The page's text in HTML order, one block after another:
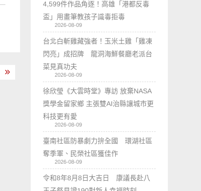
4,599件作品角逐！高雄「港都反毒
盃」用畫筆教孩子識毒拒毒
2026-08-09
台北白斬雞藏強者！玉米土雞「雞凍
閃亮」成招牌 龍洞海鮮餐廳老派台
菜見真功夫
2026-08-09
徐欣瑩《大雲時堂》專訪 放棄NASA
獎學金留家鄉 主張雙AI治縣讓城市更
科技更有愛
2026-08-09
臺南社區防暴劇力拚全國 環湖社區
奪季軍、民榮社區獲佳作
2026-08-09
令和8年8月8日大吉日 康議長赴八